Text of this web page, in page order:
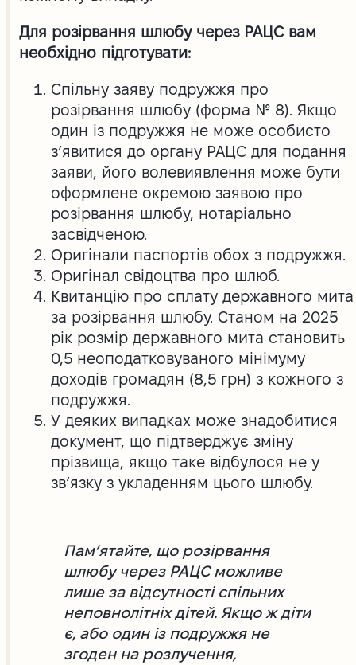
Для розірвання шлюбу через РАЦС вам
необхідно підготувати:
Спільну заяву подружжя про
розірвання шлюбу (форма № 8). Якщо
один із подружжя не може особисто
з’явитися до органу РАЦС для подання
заяви, його волевиявлення може бути
оформлене окремою заявою про
розірвання шлюбу, нотаріально
засвідченою.
Оригінали паспортів обох з подружжя.
Оригінал свідоцтва про шлюб.
Квитанцію про сплату державного мита
за розірвання шлюбу. Станом на 2025
рік розмір державного мита становить
0,5 неоподатковуваного мінімуму
доходів громадян (8,5 грн) з кожного з
подружжя.
У деяких випадках може знадобитися
документ, що підтверджує зміну
прізвища, якщо таке відбулося не у
зв’язку з укладенням цього шлюбу.
Пам’ятайте, що розірвання
шлюбу через РАЦС можливе
лише за відсутності спільних
неповнолітніх дітей. Якщо ж діти
є, або один із подружжя не
згоден на розлучення,